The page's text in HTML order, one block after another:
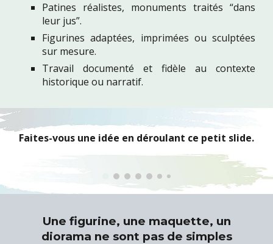
Patines réalistes, monuments traités “dans
leur jus”.
Figurines adaptées, imprimées ou sculptées
sur mesure.
Travail documenté et fidèle au contexte
historique ou narratif.
Faites-vous une idée en déroulant ce petit slide.
Une figurine, une maquette, un
diorama ne sont pas de simples